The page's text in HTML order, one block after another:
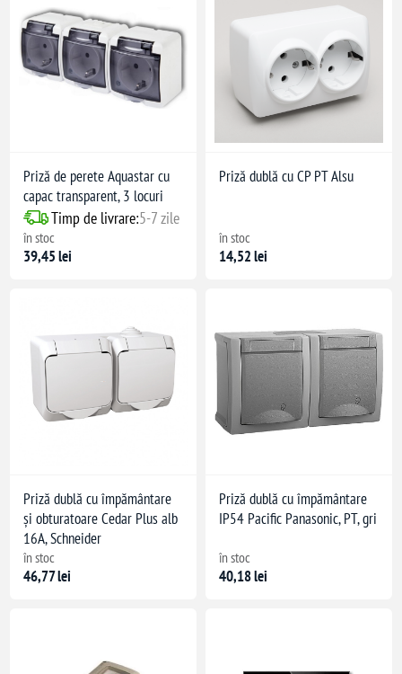
Priză de perete Aquastar cu
capac transparent, 3 locuri
Timp de livrare:5-7 zile
în stoc
39,45 lei
Priză dublă cu CP PT Alsu
în stoc
14,52 lei
Priză dublă cu împământare
și obturatoare Cedar Plus alb
16A, Schneider
în stoc
46,77 lei
Priză dublă cu împământare
IP54 Pacific Panasonic, PT, gri
în stoc
40,18 lei